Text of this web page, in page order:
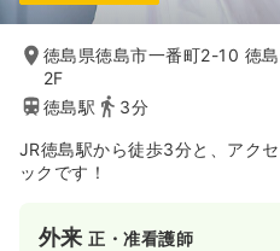
徳島県徳島市一番町2-10 徳
2F
徳島駅
3分
JR徳島駅から徒歩3分と、アク
ックです！
外来正・准看護師